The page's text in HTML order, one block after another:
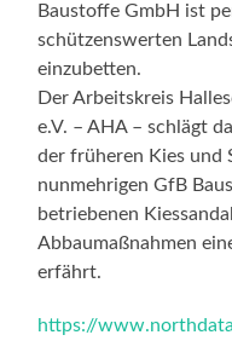
Baustoffe GmbH ist
schützenswerten
einzubetten.
Der Arbeitskreis
e.V. – AHA – schlägt
der früheren Kies und
nunmehrigen GfB
betriebenen
Abbaumaßnahmen
erfährt.
https://